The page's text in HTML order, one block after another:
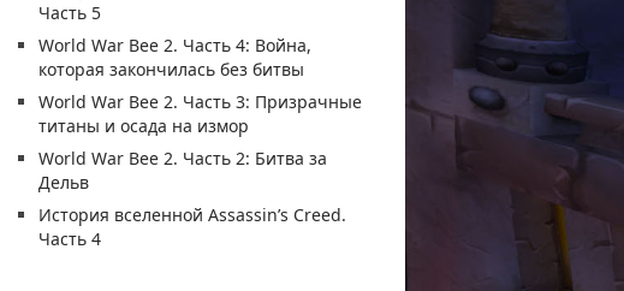
Часть 5
World War Bee 2. Часть 4: Война,
которая закончилась без битвы
World War Bee 2. Часть 3: Призрачные
титаны и осада на измор
World War Bee 2. Часть 2: Битва за
Дельв
История вселенной Assassin’s Creed.
Часть 4